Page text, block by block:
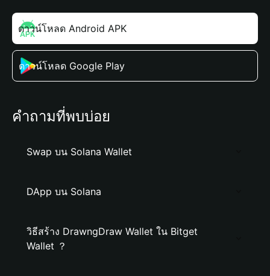
ดาวน์โหลด Android APK
ดาวน์โหลด Google Play
คำถามที่พบบ่อย
Swap บน Solana Wallet
DApp บน Solana
วิธีสร้าง DrawngDraw Wallet ใน Bitget
Wallet ？